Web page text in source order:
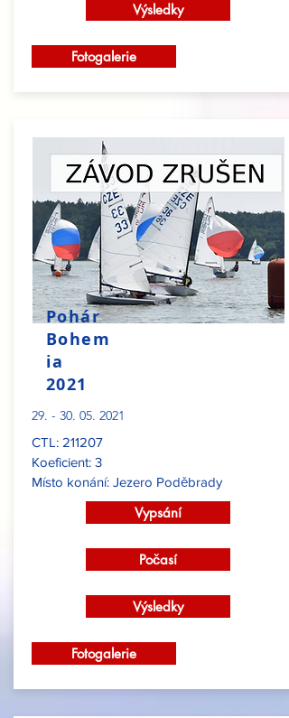
Výsledky
Fotogalerie
Pohár
Bohem
ia
2021
29. - 30. 05. 2021
CTL: 211207
Koeficient: 3
Místo konání: Jezero Poděbrady
Vypsání
Počasí
Výsledky
Fotogalerie